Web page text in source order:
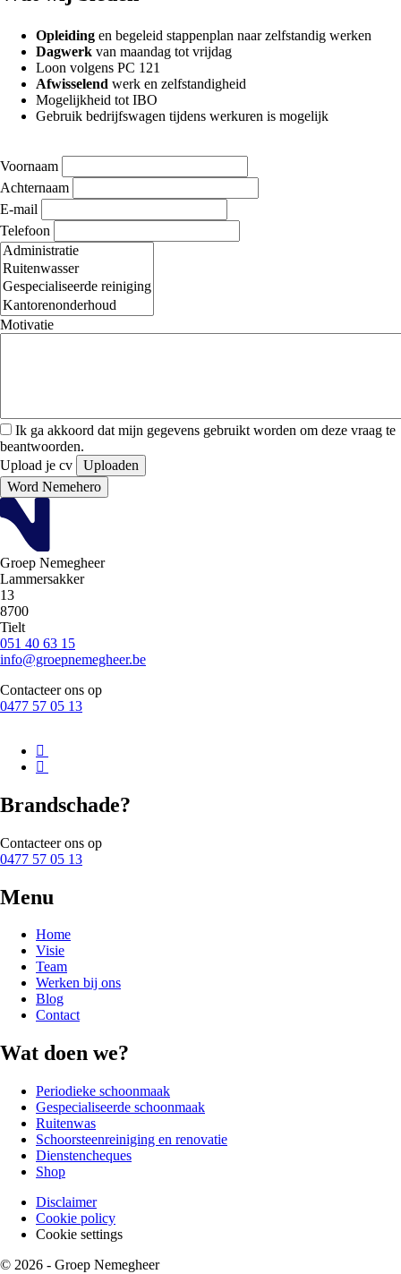
Opleiding en begeleid stappenplan naar zelfstandig werken
Dagwerk van maandag tot vrijdag
Loon volgens PC 121
Afwisselend werk en zelfstandigheid
Mogelijkheid tot IBO
Gebruik bedrijfswagen tijdens werkuren is mogelijk
Voornaam
Achternaam
E-mail
Telefoon
In
welke
functie
heb
je
interesse?
Motivatie
Ik ga akkoord dat mijn gegevens gebruikt worden om deze vraag te
beantwoorden.
Upload
je
CV
Upload je cv
Uploaden
Slechts
één
bestand.
9.95
limiet.
Toegestane
types:
pdf.
The
accumulated
size
all
files
form
cannot
9.95
Word Nemehero
Groep Nemegheer
Lammersakker
13
8700
Tielt
051 40 63 15
info@groepnemegheer.be
Contacteer ons op
0477 57 05 13
Brandschade?
Contacteer ons op
0477 57 05 13
Menu
Home
Visie
Team
Werken bij ons
Blog
Contact
Wat doen we?
Periodieke schoonmaak
Gespecialiseerde schoonmaak
Ruitenwas
Schoorsteenreiniging en renovatie
Dienstencheques
Shop
Footer
Disclaimer
Cookie policy
Cookie settings
© 2026 - Groep Nemegheer